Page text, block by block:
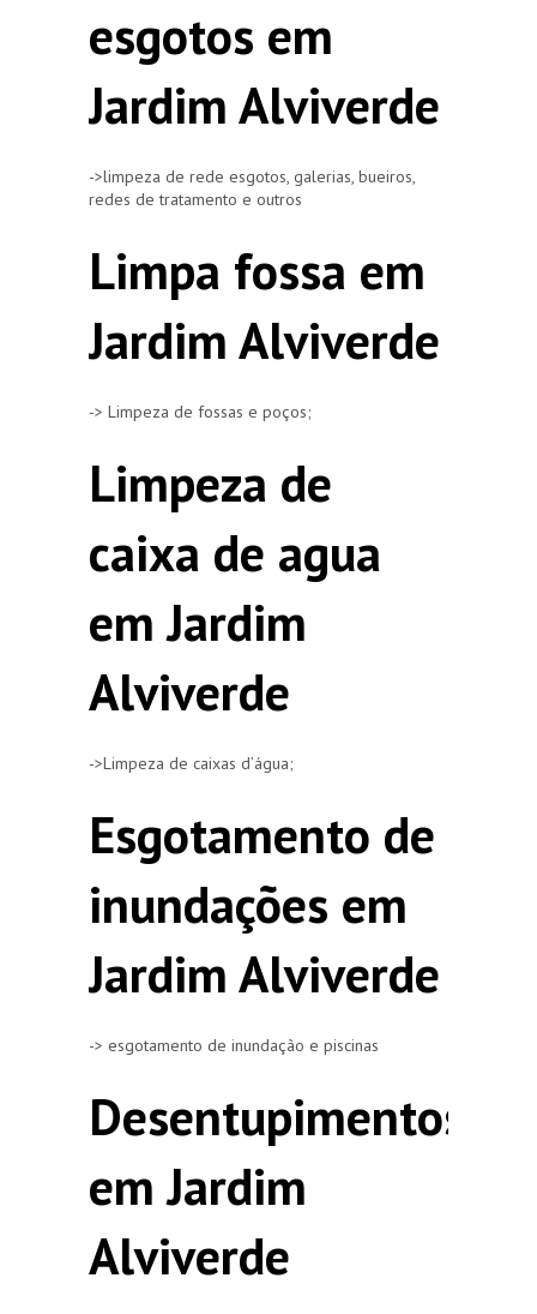
esgotos em
Jardim Alviverde
->limpeza de rede esgotos, galerias, bueiros,
redes de tratamento e outros
Limpa fossa em
Jardim Alviverde
-> Limpeza de fossas e poços;
Limpeza de
caixa de agua
em Jardim
Alviverde
->Limpeza de caixas d’água;
Esgotamento de
inundações em
Jardim Alviverde
-> esgotamento de inundação e piscinas
Desentupimentos
em Jardim
Alviverde